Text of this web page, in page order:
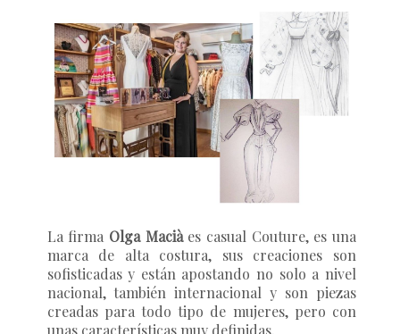
La firma Olga Maciàes casual Couture, es una
marca de alta costura, sus creaciones son
sofisticadas y están apostando no solo a nivel
nacional, también internacional y son piezas
creadas para todo tipo de mujeres, pero con
unas características muy definidas.